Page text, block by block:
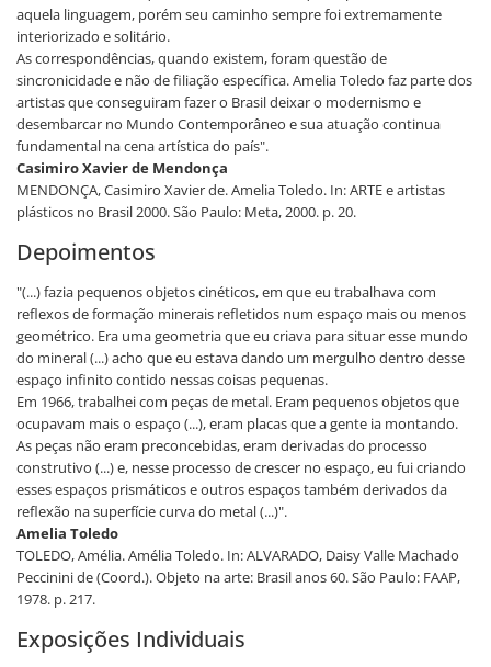
aquela linguagem, porém seu caminho sempre foi extremamente
interiorizado e solitário.
As correspondências, quando existem, foram questão de
sincronicidade e não de filiação específica. Amelia Toledo faz parte dos
artistas que conseguiram fazer o Brasil deixar o modernismo e
desembarcar no Mundo Contemporâneo e sua atuação continua
fundamental na cena artística do país".
Casimiro Xavier de Mendonça
MENDONÇA, Casimiro Xavier de. Amelia Toledo. In: ARTE e artistas
plásticos no Brasil 2000. São Paulo: Meta, 2000. p. 20.
Depoimentos
"(...) fazia pequenos objetos cinéticos, em que eu trabalhava com
reflexos de formação minerais refletidos num espaço mais ou menos
geométrico. Era uma geometria que eu criava para situar esse mundo
do mineral (...) acho que eu estava dando um mergulho dentro desse
espaço infinito contido nessas coisas pequenas.
Em 1966, trabalhei com peças de metal. Eram pequenos objetos que
ocupavam mais o espaço (...), eram placas que a gente ia montando.
As peças não eram preconcebidas, eram derivadas do processo
construtivo (...) e, nesse processo de crescer no espaço, eu fui criando
esses espaços prismáticos e outros espaços também derivados da
reflexão na superfície curva do metal (...)".
Amelia Toledo
TOLEDO, Amélia. Amélia Toledo. In: ALVARADO, Daisy Valle Machado
Peccinini de (Coord.). Objeto na arte: Brasil anos 60. São Paulo: FAAP,
1978. p. 217.
Exposições Individuais